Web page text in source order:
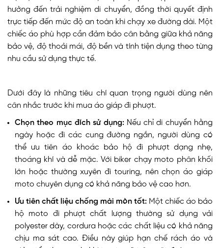
hưởng đến trải nghiệm di chuyển, đồng thời quyết định
trực tiếp đến mức độ an toàn khi chạy xe đường dài. Một
chiếc áo phù hợp cần đảm bảo cân bằng giữa khả năng
bảo vệ, độ thoải mái, độ bền và tính tiện dụng theo từng
nhu cầu sử dụng thực tế.
Dưới đây là những tiêu chí quan trọng người dùng nên
cân nhắc trước khi mua áo giáp đi phượt.
Chọn theo mục đích sử dụng:Nếu chỉ di chuyển hằng
ngày hoặc đi các cung đường ngắn, người dùng có
thể ưu tiên áo khoác bảo hộ đi phượt dạng nhẹ,
thoáng khí và dễ mặc. Với biker chạy moto phân khối
lớn hoặc thường xuyên đi touring, nên chọn áo giáp
moto chuyên dụng có khả năng bảo vệ cao hơn.
Ưu tiên chất liệu chống mài mòn tốt: Một chiếc áo bảo
hộ moto đi phượt chất lượng thường sử dụng vải
polyester dày, cordura hoặc các chất liệu có khả năng
chịu ma sát cao. Điều này giúp hạn chế rách áo và